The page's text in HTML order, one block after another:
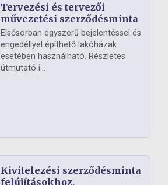
Tervezési és tervezői
művezetési szerződésminta
Elsősorban egyszerű bejelentéssel és
engedéllyel építhető lakóházak
esetében használható. Részletes
útmutató i...
Kivitelezési szerződésminta
felújításokhoz,